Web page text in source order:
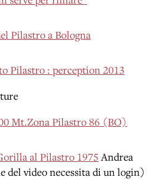
Pilastro a Bologna
Pilastro : perception 2013
Mt.Zona Pilastro 86 (BO)
al Pilastro 1975Andrea
del video necessita di un login)